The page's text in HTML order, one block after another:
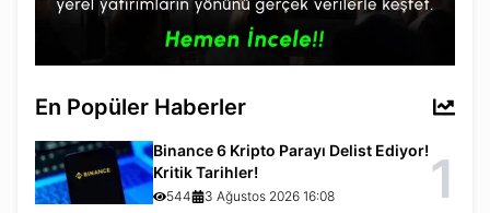
En Popüler Haberler
Binance 6 Kripto Parayı Delist Ediyor!
Kritik Tarihler!
544 3 Ağustos 2026 16:08 1